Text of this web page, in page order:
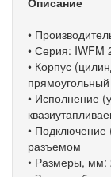
•
• Серия: IWFM
• Корпус
прямоугольный
• Исполнение
• Подключение
разъемом
• Размеры, мм: